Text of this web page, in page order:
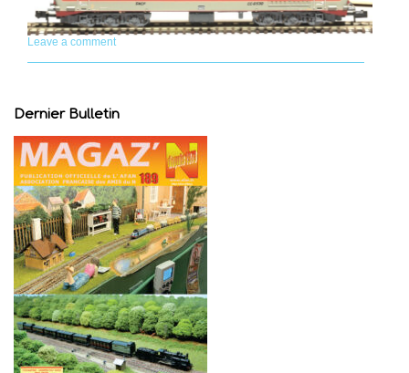
Leave a comment
Dernier Bulletin